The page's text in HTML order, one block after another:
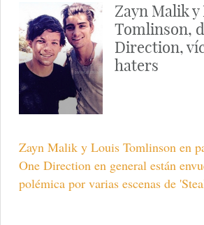
Zayn Malik y
Tomlinson,
Direction,
haters
Zayn Malik y Louis Tomlinson en
One Direction en general están
polémica por varias escenas de